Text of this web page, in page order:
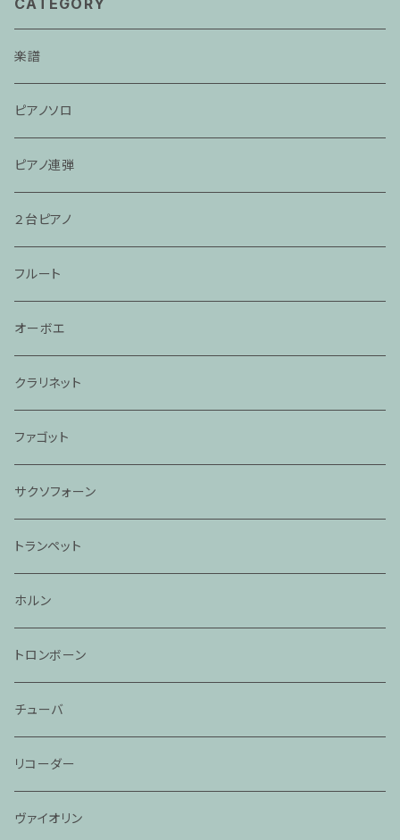
CATEGORY
楽譜
ピアノソロ
ピアノ連弾
２台ピアノ
フルート
オーボエ
クラリネット
ファゴット
サクソフォーン
トランペット
ホルン
トロンボーン
チューバ
リコーダー
ヴァイオリン